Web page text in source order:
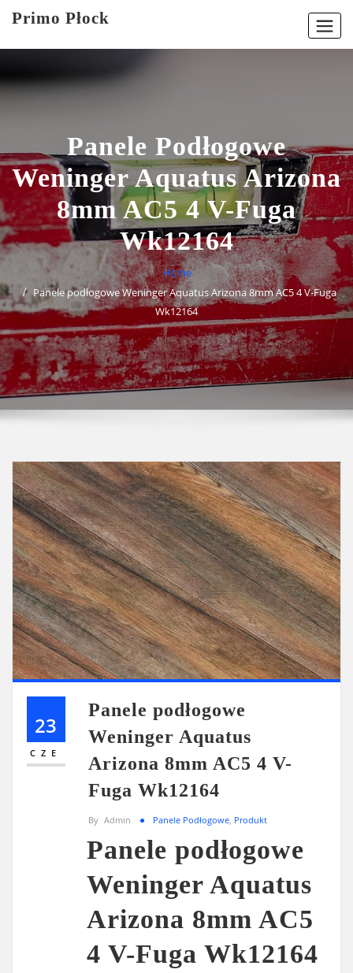
Primo Płock
Panele Podłogowe
Weninger Aquatus Arizona
8mm AC5 4 V-Fuga
Wk12164
Home
Panele podłogowe Weninger Aquatus Arizona 8mm AC5 4 V-Fuga
Wk12164
23
CZE
Panele podłogowe
Weninger Aquatus
Arizona 8mm AC5 4 V-
Fuga Wk12164
By Admin Panele Podłogowe Produkt
Panele podłogowe
Weninger Aquatus
Arizona 8mm AC5
4 V-Fuga Wk12164